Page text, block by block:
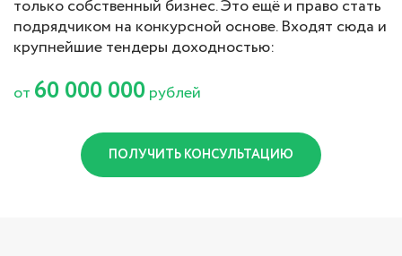
только собственный бизнес. Это ещё и право стать
подрядчиком на конкурсной основе. Входят сюда и
крупнейшие тендеры доходностью:
от 60 000 000рублей
ПОЛУЧИТЬ КОНСУЛЬТАЦИЮ